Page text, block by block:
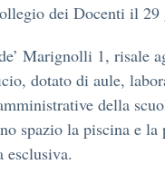
dei Docenti il 29
Marignolli 1, risale
dotato di aule,
della
spazio la piscina e la
esclusiva.